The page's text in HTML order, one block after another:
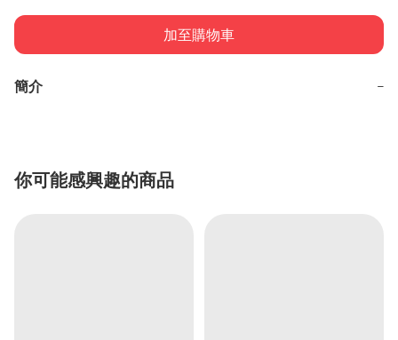
加至購物車
簡介 −
你可能感興趣的商品